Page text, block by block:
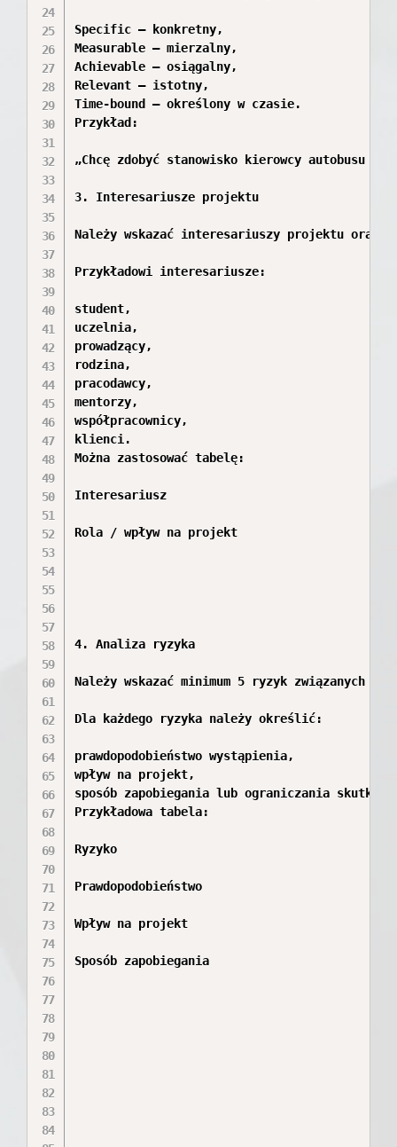
Specific – konkretny,
Measurable – mierzalny,
Achievable – osiągalny,
Relevant – istotny,
Time-bound – określony w czasie.
Przykład:
„Chcę zdobyć stanowisko kierowcy autobusu
3. Interesariusze projektu
Należy wskazać interesariuszy projektu oraz
Przykładowi interesariusze:
student,
uczelnia,
prowadzący,
rodzina,
pracodawcy,
mentorzy,
współpracownicy,
klienci.
Można zastosować tabelę:
Interesariusz
Rola / wpływ na projekt
4. Analiza ryzyka
Należy wskazać minimum 5 ryzyk związanych
Dla każdego ryzyka należy określić:
prawdopodobieństwo wystąpienia,
wpływ na projekt,
sposób zapobiegania lub ograniczania skutków.
Przykładowa tabela:
Ryzyko
Prawdopodobieństwo
Wpływ na projekt
Sposób zapobiegania